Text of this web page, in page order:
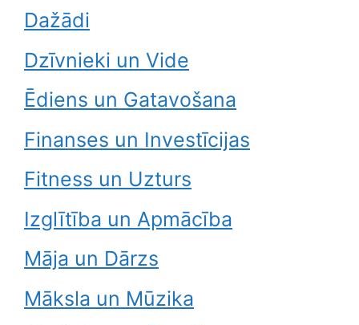
Dažādi
Dzīvnieki un Vide
Ēdiens un Gatavošana
Finanses un Investīcijas
Fitness un Uzturs
Izglītība un Apmācība
Māja un Dārzs
Māksla un Mūzika